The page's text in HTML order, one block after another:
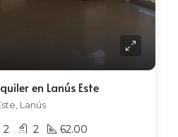
en Lanús Este
Lanús
2 2 62.00